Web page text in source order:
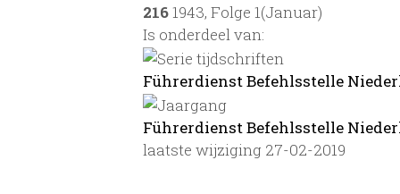
2161943, Folge 1(Januar)
Is onderdeel van:
Führerdienst Befehlsstelle
Führerdienst Befehlsstelle
laatste wijziging 27-02-2019